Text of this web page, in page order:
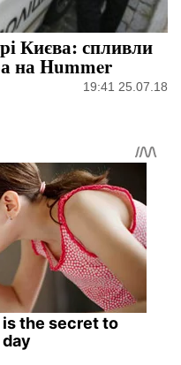
Києва: спливли
на Hummer
19:41 25.07.18
the secret to